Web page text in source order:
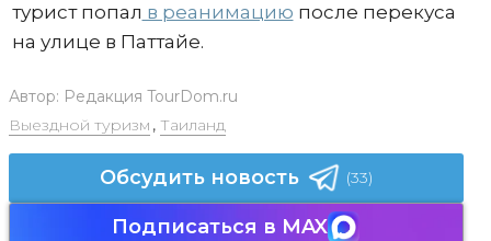
турист попал в реанимацию после перекуса
на улице в Паттайе.
Автор: Редакция TourDom.ru
Выездной туризм , Таиланд
Обсудить новость (33)
Подписаться в MAX